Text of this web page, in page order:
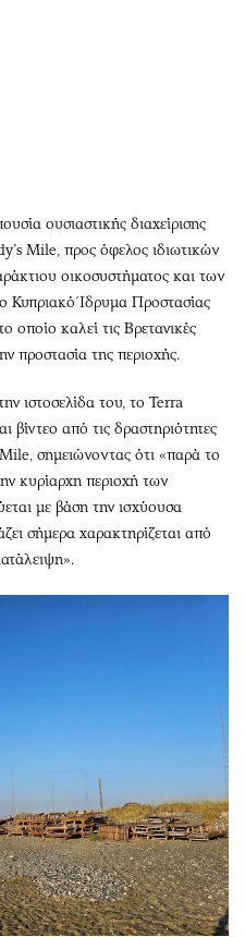
Uncut
Προσφορές
Προσωπικότητες στην ''Κ''
Επιστολές
ουσιαστικής διαχείρισης
Mile, προς όφελος ιδιωτικών
οικοσυστήματος και των
Κυπριακό Ίδρυμα Προστασίας
οποίο καλεί τις Βρετανικές
προστασία της περιοχής.
ιστοσελίδα του, το Terra
βίντεο από τις δραστηριότητες
σημειώνοντας ότι «παρά το
κυρίαρχη περιοχή των
με βάση την ισχύουσα
σήμερα χαρακτηρίζεται από